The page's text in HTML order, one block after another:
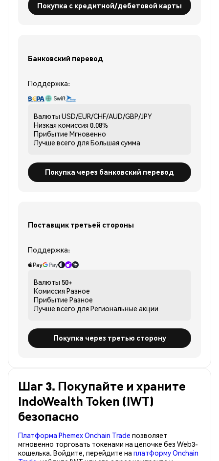
Покупка с кредитной/дебетовой карты
Банковский перевод
Поддержка:
Валюты USD/EUR/CHF/AUD/GBP/JPY
Низкая комиссия 0.08%
Прибытие Мгновенно
Лучше всего для Большая сумма
Покупка через банковский перевод
Поставщик третьей стороны
Поддержка:
Валюты 50+
Комиссия Разное
Прибытие Разное
Лучше всего для Региональные акции
Покупка через третью сторону
Шаг 3. Покупайте и храните
IndoWealth Token (IWT)
безопасно
Платформа Phemex Onchain Trade позволяет
мгновенно торговать токенами на цепочке без Web3-
кошелька. Войдите, перейдите на платформу Onchain